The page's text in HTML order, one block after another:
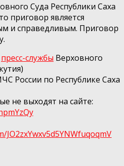
Суда Республики Саха
приговор является
и справедливым. Приговор
пресс-службы Верховного
России по Республике Саха
не выходят на сайте: